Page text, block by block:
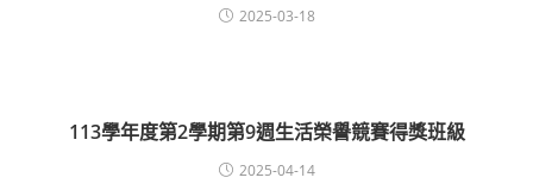
2025-03-18
113學年度第2學期第9週生活榮譽競賽得獎班級
2025-04-14